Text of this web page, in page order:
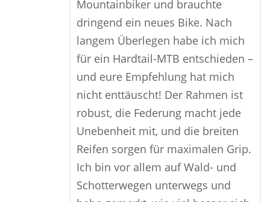
Mountainbiker und brauchte
dringend ein neues Bike. Nach
langem Überlegen habe ich mich
für ein Hardtail-MTB entschieden –
und eure Empfehlung hat mich
nicht enttäuscht! Der Rahmen ist
robust, die Federung macht jede
Unebenheit mit, und die breiten
Reifen sorgen für maximalen Grip.
Ich bin vor allem auf Wald- und
Schotterwegen unterwegs und